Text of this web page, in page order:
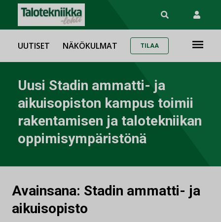
UUTISET NÄKÖKULMAT TILAA
Uusi Stadin ammatti- ja
aikuisopiston kampus toimii
rakentamisen ja talotekniikan
oppimisympäristönä
Avainsana: Stadin ammatti- ja
aikuisopisto